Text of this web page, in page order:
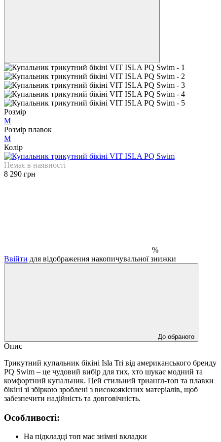
Розмір
M
Розмір плавок
M
Колір
Немає в наявності
8 290 грн
%
Ввійти для відображення накопичувальної знижки
До обраного
Опис
Трикутний купальник бікіні Isla Tri від американського бренду
PQ Swim – це чудовий вибір для тих, хто шукає модний та
комфортний купальник. Цей стильний триангл-топ та плавки
бікіні зі збіркою зроблені з високоякісних матеріалів, щоб
забезпечити надійність та довговічність.
Особливості:
На підкладці топ має знімні вкладки